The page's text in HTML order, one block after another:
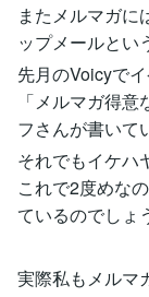
またメルマガに
ップメールとい
先月のVoicyで
「メルマガ得
フさんが書いて
それでもイケハ
これで2度めな
ているのでしょ
実際私もメルマ